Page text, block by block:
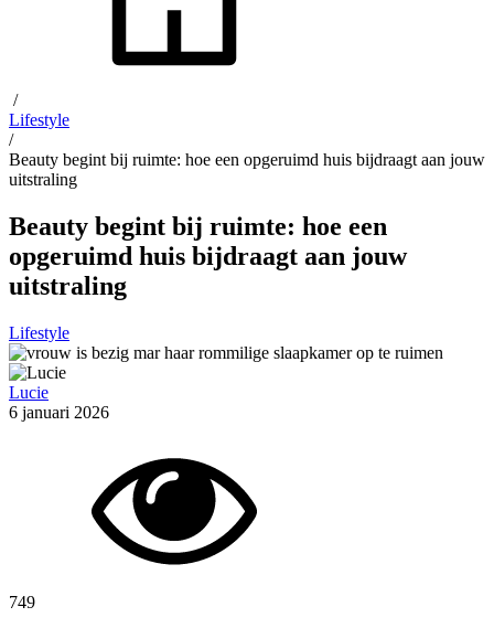
/
Lifestyle
/
Beauty begint bij ruimte: hoe een opgeruimd huis bijdraagt aan jouw
uitstraling
Beauty begint bij ruimte: hoe een
opgeruimd huis bijdraagt aan jouw
uitstraling
Lifestyle
Lucie
6 januari 2026
749